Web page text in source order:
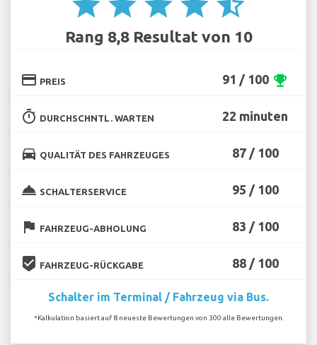
Rang 8,8 Resultat von 10
credit_card PREIS 91 / 100 emoji_events
timer DURCHSCHNTL. WARTEN 22 minuten
directions_car QUALITÄT DES FAHRZEUGES 87 / 100
room_service SCHALTERSERVICE 95 / 100
flag FAHRZEUG-ABHOLUNG 83 / 100
beenhere FAHRZEUG-RÜCKGABE 88 / 100
Schalter im Terminal / Fahrzeug via Bus.
*Kalkulation basiert auf 8 neueste Bewertungen von 300 alle Bewertungen.